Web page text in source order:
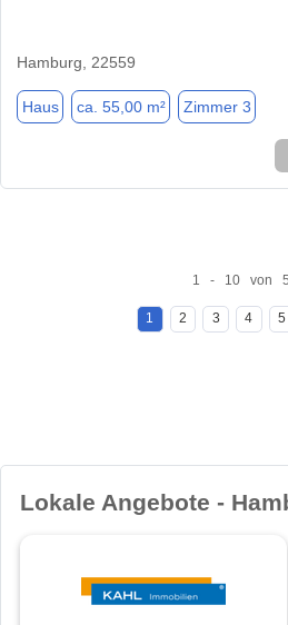
Hamburg, 22559
Haus ca. 55,00 m² Zimmer 3
1 - 10 von
1 2 3 4 5
Lokale Angebote -